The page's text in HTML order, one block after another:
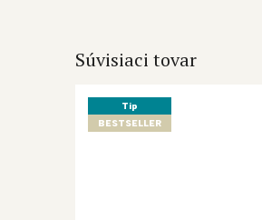
Súvisiaci tovar
Tip
BESTSELLER